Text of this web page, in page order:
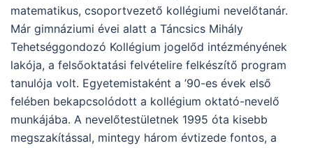
matematikus, csoportvezető kollégiumi nevelőtanár.
Már gimnáziumi évei alatt a Táncsics Mihály
Tehetséggondozó Kollégium jogelőd intézményének
lakója, a felsőoktatási felvételire felkészítő program
tanulója volt. Egyetemistaként a ’90-es évek első
felében bekapcsolódott a kollégium oktató-nevelő
munkájába. A nevelőtestületnek 1995 óta kisebb
megszakítással, mintegy három évtizede fontos, a